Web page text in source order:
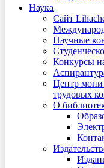
Наука
Сайт
Научные
Конкурсы
Центр
трудовых
О